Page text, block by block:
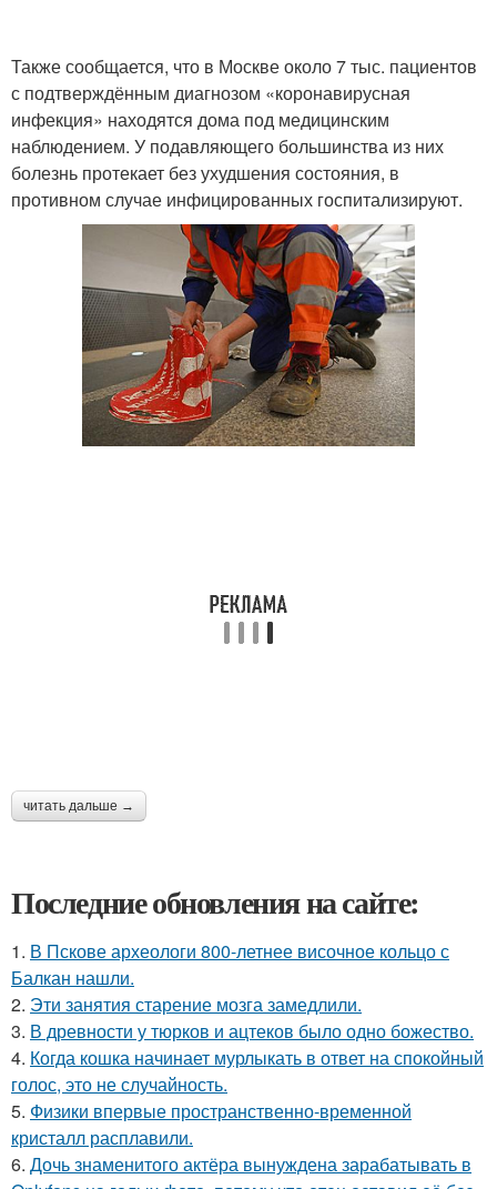
Также сообщается, что в Москве около 7 тыс. пациентов
с подтверждённым диагнозом «коронавирусная
инфекция» находятся дома под медицинским
наблюдением. У подавляющего большинства из них
болезнь протекает без ухудшения состояния, в
противном случае инфицированных госпитализируют.
читать дальше →
Последние обновления на сайте:
1. В Пскове археологи 800-летнее височное кольцо с
Балкан нашли.
2. Эти занятия старение мозга замедлили.
3. В древности у тюрков и ацтеков было одно божество.
4. Когда кошка начинает мурлыкать в ответ на спокойный
голос, это не случайность.
5. Физики впервые пространственно-временной
кристалл расплавили.
6. Дочь знаменитого актёра вынуждена зарабатывать в